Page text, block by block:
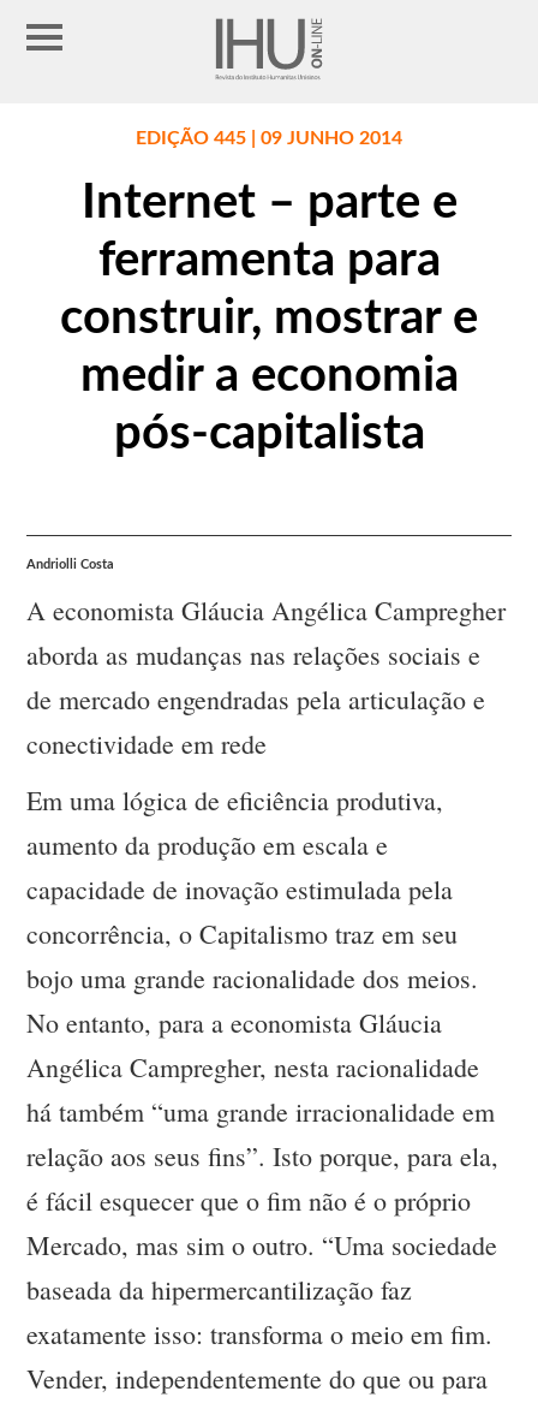
EDIÇÃO 445 | 09 JUNHO 2014
Internet – parte e
ferramenta para
construir, mostrar e
medir a economia
pós-capitalista
Andriolli Costa
A economista Gláucia Angélica Campregher
aborda as mudanças nas relações sociais e
de mercado engendradas pela articulação e
conectividade em rede
Em uma lógica de eficiência produtiva,
aumento da produção em escala e
capacidade de inovação estimulada pela
concorrência, o Capitalismo traz em seu
bojo uma grande racionalidade dos meios.
No entanto, para a economista Gláucia
Angélica Campregher, nesta racionalidade
há também “uma grande irracionalidade em
relação aos seus fins”. Isto porque, para ela,
é fácil esquecer que o fim não é o próprio
Mercado, mas sim o outro. “Uma sociedade
baseada da hipermercantilização faz
exatamente isso: transforma o meio em fim.
Vender, independentemente do que ou para